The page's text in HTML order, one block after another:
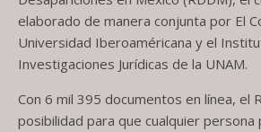
elaborado de manera conjunta por El
Universidad Iberoaméricana y el
Investigaciones Jurídicas de la UNAM.
Con 6 mil 395 documentos en línea, el
posibilidad para que cualquier persona